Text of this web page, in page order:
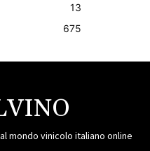
13
675
mondo vinicolo italiano online